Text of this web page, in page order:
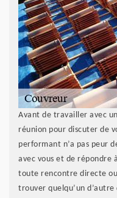
Avant de travailler avec
réunion pour discuter de
performant n’a pas peur
avec vous et de répondre
toute rencontre directe
trouver quelqu’un